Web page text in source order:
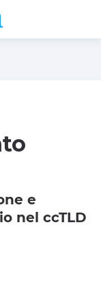
e
nel ccTLD